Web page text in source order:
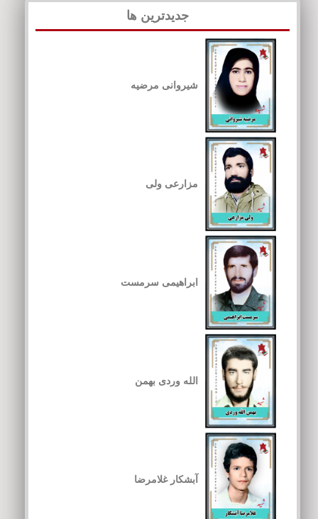
جدیدترین ها
شیروانی مرضیه
مزارعی ولی
ابراهیمی سرمست
الله وردی بهمن
آبشکار غلامرضا